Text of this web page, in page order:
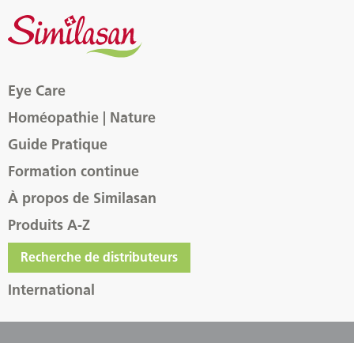
Eye Care
Homéopathie | Nature
Guide Pratique
Formation continue
À propos de Similasan
Produits A-Z
Recherche de distributeurs
International